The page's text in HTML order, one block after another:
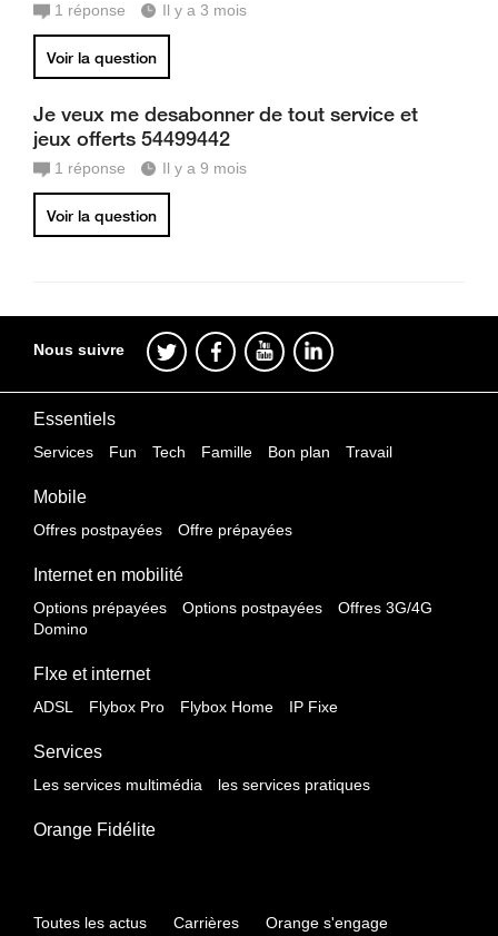
1 réponse Il y a 3 mois
Voir la question
Je veux me desabonner de tout service et
jeux offerts 54499442
1 réponse Il y a 9 mois
Voir la question
Nous suivre
Essentiels
Services Fun Tech Famille Bon plan Travail
Mobile
Offres postpayées Offre prépayées
Internet en mobilité
Options prépayées Options postpayées
Offres 3G/4G
Domino
FIxe et internet
ADSL Flybox Pro Flybox Home IP Fixe
Services
Les services multimédia les services pratiques
Orange Fidélite
Toutes les actus Carrières
Orange s'engage